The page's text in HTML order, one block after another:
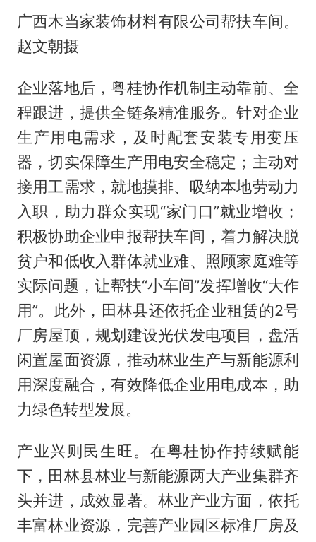
广西木当家装饰材料有限公司帮扶车间。
赵文朝摄
企业落地后，粤桂协作机制主动靠前、全
程跟进，提供全链条精准服务。针对企业
生产用电需求，及时配套安装专用变压
器，切实保障生产用电安全稳定；主动对
接用工需求，就地摸排、吸纳本地劳动力
入职，助力群众实现“家门口”就业增收；
积极协助企业申报帮扶车间，着力解决脱
贫户和低收入群体就业难、照顾家庭难等
实际问题，让帮扶“小车间”发挥增收“大作
用”。此外，田林县还依托企业租赁的2号
厂房屋顶，规划建设光伏发电项目，盘活
闲置屋面资源，推动林业生产与新能源利
用深度融合，有效降低企业用电成本，助
力绿色转型发展。
产业兴则民生旺。在粤桂协作持续赋能
下，田林县林业与新能源两大产业集群齐
头并进，成效显著。林业产业方面，依托
丰富林业资源，完善产业园区标准厂房及